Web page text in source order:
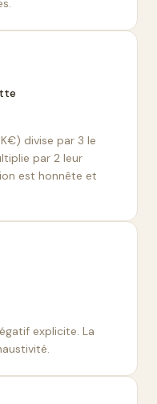
divise par 3 le
par 2 leur
est honnête et
explicite. La